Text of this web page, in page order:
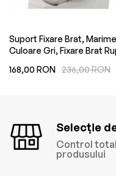
Suport Fixare Brat,
Culoare Gri, Fixare Brat
168,00 RON 236,00 RON
Selecție
Control
produsului